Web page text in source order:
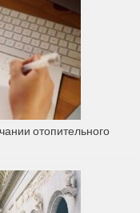
отопительного